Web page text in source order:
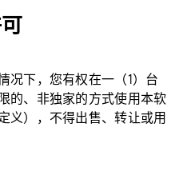
况下，您有权在一（1）台
的、非独家的方式使用本软
义），不得出售、转让或用